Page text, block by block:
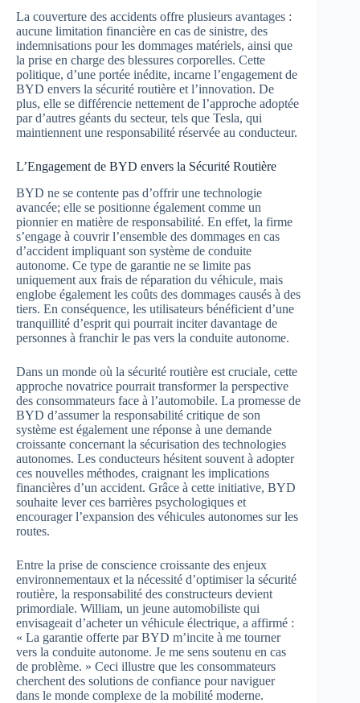
La couverture des accidents offre plusieurs avantages :
aucune limitation financière en cas de sinistre, des
indemnisations pour les dommages matériels, ainsi que
la prise en charge des blessures corporelles. Cette
politique, d’une portée inédite, incarne l’engagement de
BYD envers la sécurité routière et l’innovation. De
plus, elle se différencie nettement de l’approche adoptée
par d’autres géants du secteur, tels que Tesla, qui
maintiennent une responsabilité réservée au conducteur.
L’Engagement de BYD envers la Sécurité Routière
BYD ne se contente pas d’offrir une technologie
avancée; elle se positionne également comme un
pionnier en matière de responsabilité. En effet, la firme
s’engage à couvrir l’ensemble des dommages en cas
d’accident impliquant son système de conduite
autonome. Ce type de garantie ne se limite pas
uniquement aux frais de réparation du véhicule, mais
englobe également les coûts des dommages causés à des
tiers. En conséquence, les utilisateurs bénéficient d’une
tranquillité d’esprit qui pourrait inciter davantage de
personnes à franchir le pas vers la conduite autonome.
Dans un monde où la sécurité routière est cruciale, cette
approche novatrice pourrait transformer la perspective
des consommateurs face à l’automobile. La promesse de
BYD d’assumer la responsabilité critique de son
système est également une réponse à une demande
croissante concernant la sécurisation des technologies
autonomes. Les conducteurs hésitent souvent à adopter
ces nouvelles méthodes, craignant les implications
financières d’un accident. Grâce à cette initiative, BYD
souhaite lever ces barrières psychologiques et
encourager l’expansion des véhicules autonomes sur les
routes.
Entre la prise de conscience croissante des enjeux
environnementaux et la nécessité d’optimiser la sécurité
routière, la responsabilité des constructeurs devient
primordiale. William, un jeune automobiliste qui
envisageait d’acheter un véhicule électrique, a affirmé :
« La garantie offerte par BYD m’incite à me tourner
vers la conduite autonome. Je me sens soutenu en cas
de problème. » Ceci illustre que les consommateurs
cherchent des solutions de confiance pour naviguer
dans le monde complexe de la mobilité moderne.